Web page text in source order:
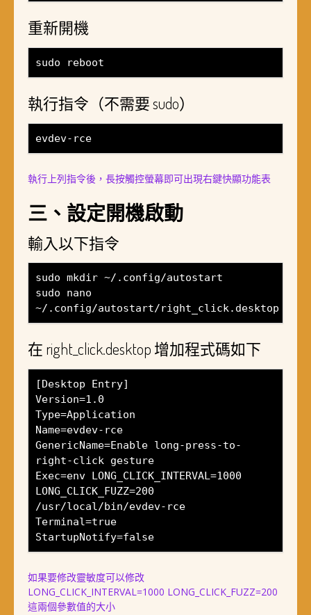
重新開機
sudo reboot
執行指令（不需要 sudo）
evdev-rce
執行上列指令後，長按觸控螢幕即可出現右鍵快顯功能表
三、設定開機啟動
輸入以下指令
sudo mkdir ~/.config/autostart
sudo nano
~/.config/autostart/right_click.desktop
在 right_click.desktop 增加程式碼如下
[Desktop Entry]
Version=1.0
Type=Application
Name=evdev-rce
GenericName=Enable long-press-to-
right-click gesture
Exec=env LONG_CLICK_INTERVAL=1000
LONG_CLICK_FUZZ=200
/usr/local/bin/evdev-rce
Terminal=true
StartupNotify=false
如果要修改靈敏度可以修改
LONG_CLICK_INTERVAL=1000 LONG_CLICK_FUZZ=200
這兩個參數值的大小